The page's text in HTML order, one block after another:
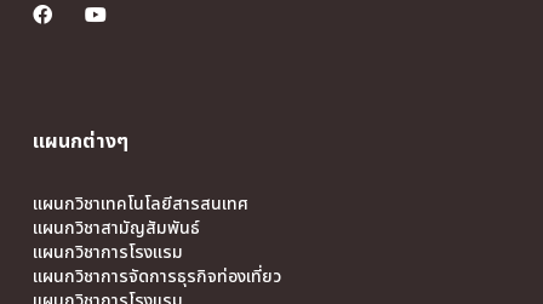
แผนกต่างๆ
แผนกวิชาเทคโนโลยีสารสนเทศ
แผนกวิชาสามัญสัมพันธ์
แผนกวิชาการโรงแรม
แผนกวิชาการจัดการธุรกิจท่องเที่ยว